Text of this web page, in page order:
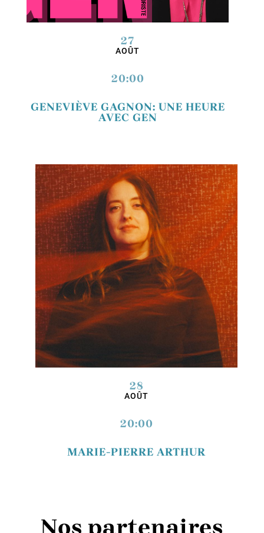
27
AOÛT
20:00
GENEVIÈVE GAGNON: UNE HEURE
AVEC GEN
28
AOÛT
20:00
MARIE-PIERRE ARTHUR
Nos partenaires